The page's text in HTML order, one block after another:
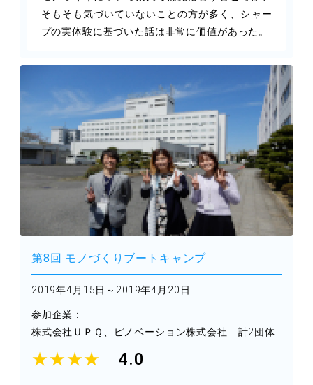
そもそも気づいていないことの方が多く、シャー
プの実体験に基づいた話は非常に価値があった。
第8回 モノづくりブートキャンプ
2019年4月15日～2019年4月20日
参加企業：
株式会社ＵＰＱ、ピノベーション株式会社 計2団体
★★★★ 4.0